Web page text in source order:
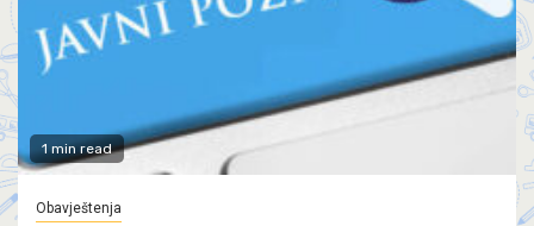
1 min read
Obavještenja